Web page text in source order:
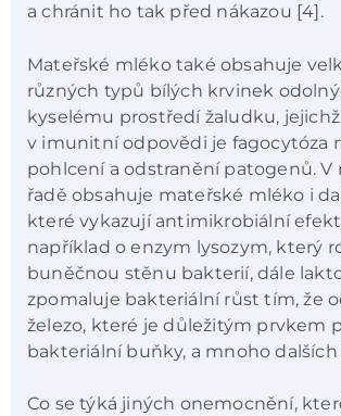
a chránit ho tak před nákazou [4].
Mateřské mléko také obsahuje
různých typů bílých krvinek
kyselému prostředí žaludku,
v imunitní odpovědi je fagocytóza
pohlcení a odstranění patogenů. V
řadě obsahuje mateřské mléko i
které vykazují antimikrobiální
například o enzym lysozym, který
buněčnou stěnu bakterií, dále
zpomaluje bakteriální růst tím, že
železo, které je důležitým prvkem
bakteriální buňky, a mnoho dalších
Co se týká jiných onemocnění,